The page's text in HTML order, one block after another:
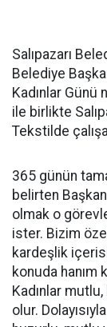
Salıpazarı
Belediye
Kadınlar Günü
ile birlikte
Tekstilde
365 günün
belirten
olmak o
ister. Bizim
kardeşlik
konuda
Kadınlar
olur.